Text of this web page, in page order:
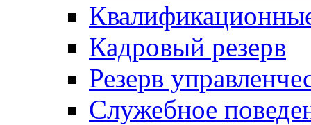
Кадровый резерв
Резерв
Служебное